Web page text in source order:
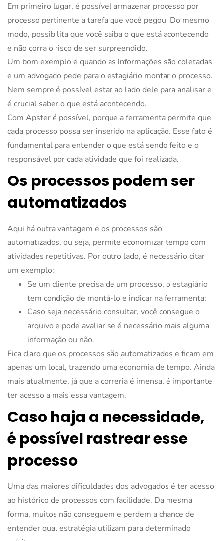
Em primeiro lugar, é possível armazenar processo por
processo pertinente a tarefa que você pegou. Do mesmo
modo, possibilita que você saiba o que está acontecendo
e não corra o risco de ser surpreendido.
Um bom exemplo é quando as informações são coletadas
e um advogado pede para o estagiário montar o processo.
Nem sempre é possível estar ao lado dele para analisar e
é crucial saber o que está acontecendo.
Com Apster é possível, porque a ferramenta permite que
cada processo possa ser inserido na aplicação. Esse fato é
fundamental para entender o que está sendo feito e o
responsável por cada atividade que foi realizada.
Os processos podem ser
automatizados
Aqui há outra vantagem e os processos são
automatizados, ou seja, permite economizar tempo com
atividades repetitivas. Por outro lado, é necessário citar
um exemplo:
Se um cliente precisa de um processo, o estagiário
tem condição de montá-lo e indicar na ferramenta;
Caso seja necessário consultar, você consegue o
arquivo e pode avaliar se é necessário mais alguma
informação ou não.
Fica claro que os processos são automatizados e ficam em
apenas um local, trazendo uma economia de tempo. Ainda
mais atualmente, já que a correria é imensa, é importante
ter acesso a mais essa vantagem.
Caso haja a necessidade,
é possível rastrear esse
processo
Uma das maiores dificuldades dos advogados é ter acesso
ao histórico de processos com facilidade. Da mesma
forma, muitos não conseguem e perdem a chance de
entender qual estratégia utilizam para determinado